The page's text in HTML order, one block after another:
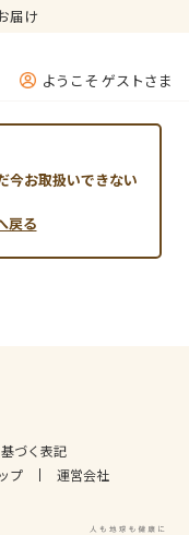
届け
ようこそ ゲストさま
今お取扱いできない
戻る
づく表記
プ 運営会社